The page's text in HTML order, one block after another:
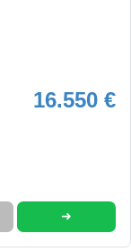
16.550 €
➜